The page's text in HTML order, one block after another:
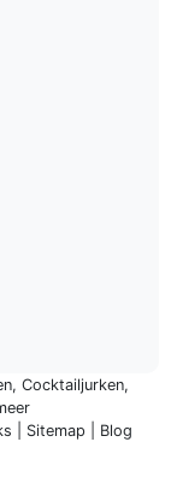
, Cocktailjurken,
Sitemap Blog